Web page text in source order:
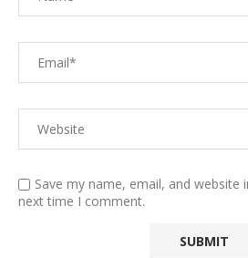
Save my name, email, and website
next time I comment.